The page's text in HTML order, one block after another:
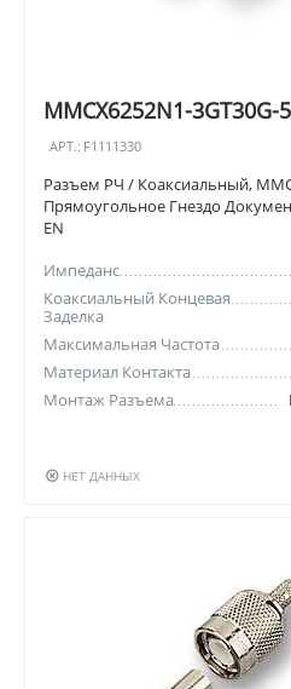
MMCX6252N1-3GT30G-
АРТ.: F1111330
Разъем РЧ / Коаксиальный,
Прямоугольное Гнездо
EN
Импеданс
Коаксиальный Концевая
Заделка
Максимальная Частота
Материал Контакта
Монтаж Разъема
НЕТ ДАННЫХ